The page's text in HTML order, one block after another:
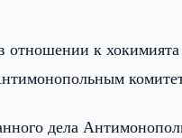
к хокимията
дела